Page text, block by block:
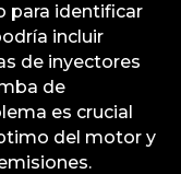
para identificar
incluir
de inyectores
de
es crucial
del motor y